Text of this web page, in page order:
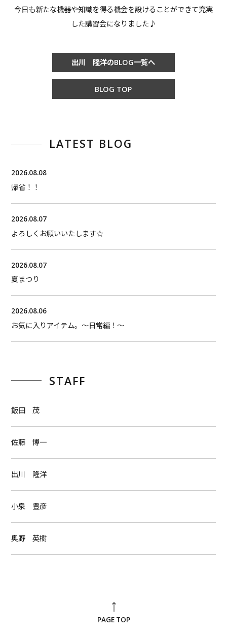
今日も新たな機器や知識を得る機会を設けることができて充実
した講習会になりました♪
出川 隆洋のBLOG一覧へ
BLOG TOP
LATEST BLOG
2026.08.08
帰省！！
2026.08.07
よろしくお願いいたします☆
2026.08.07
夏まつり
2026.08.06
お気に入りアイテム。〜日常編！〜
STAFF
飯田 茂
佐藤 博一
出川 隆洋
小泉 豊彦
奥野 英樹
PAGE TOP